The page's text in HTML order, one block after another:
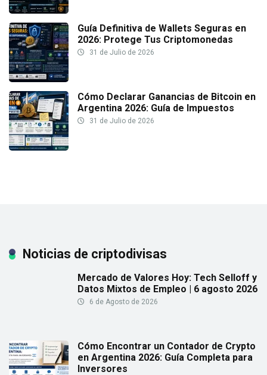
Guía Definitiva de Wallets Seguras en
2026: Protege Tus Criptomonedas
31 de Julio de 2026
Cómo Declarar Ganancias de Bitcoin en
Argentina 2026: Guía de Impuestos
31 de Julio de 2026
Noticias de criptodivisas
Mercado de Valores Hoy: Tech Selloff y
Datos Mixtos de Empleo | 6 agosto 2026
6 de Agosto de 2026
Cómo Encontrar un Contador de Crypto
en Argentina 2026: Guía Completa para
Inversores